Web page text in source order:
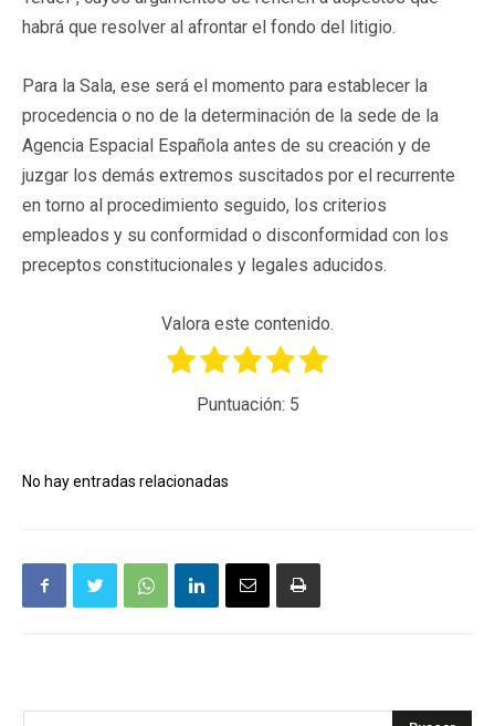
habrá que resolver al afrontar el fondo del litigio.
Para la Sala, ese será el momento para establecer la
procedencia o no de la determinación de la sede de la
Agencia Espacial Española antes de su creación y de
juzgar los demás extremos suscitados por el recurrente
en torno al procedimiento seguido, los criterios
empleados y su conformidad o disconformidad con los
preceptos constitucionales y legales aducidos.
Valora este contenido.
Puntuación: 5
No hay entradas relacionadas